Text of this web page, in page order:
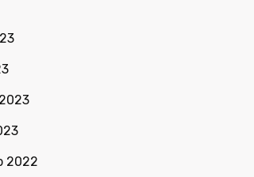
2022